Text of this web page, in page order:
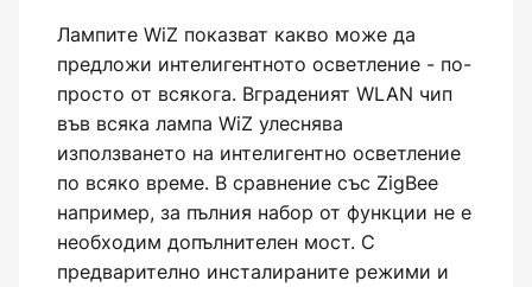
Лампите WiZ показват какво може да
предложи интелигентното осветление - по-
просто от всякога. Вграденият WLAN чип
във всяка лампа WiZ улеснява
използването на интелигентно осветление
по всяко време. В сравнение със ZigBee
например, за пълния набор от функции не е
необходим допълнителен мост. С
предварително инсталираните режими и